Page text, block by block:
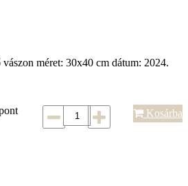
méret: 30x40 cm dátum: 2024.
Kosárba